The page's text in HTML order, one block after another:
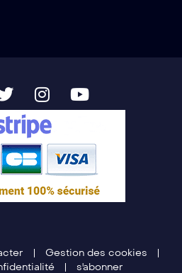
Gestion des cookies
s'abonner